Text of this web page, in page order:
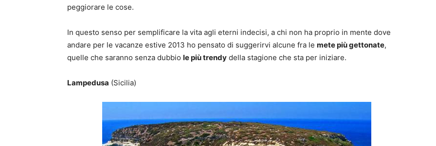
peggiorare le cose.
In questo senso per semplificare la vita agli eterni indecisi, a chi non ha proprio in mente dove
andare per le vacanze estive 2013 ho pensato di suggerirvi alcune fra le mete più gettonate,
quelle che saranno senza dubbio le più trendy della stagione che sta per iniziare.
Lampedusa (Sicilia)